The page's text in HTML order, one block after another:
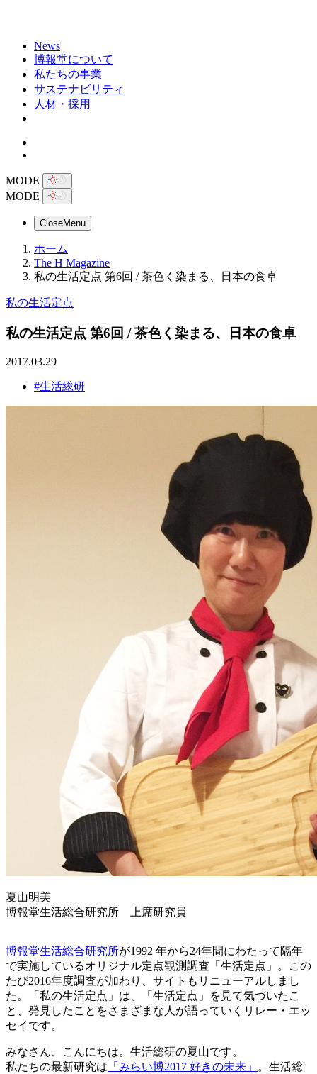
News
博報堂について
私たちの事業
サステナビリティ
人材・採用
MODE
MODE
CloseMenu
ホーム
The H Magazine
私の生活定点 第6回 / 茶色く染まる、日本の食卓
私の生活定点
私の生活定点 第6回 / 茶色く染まる、日本の食卓
2017.03.29
#生活総研
夏山明美
博報堂生活総合研究所 上席研究員
博報堂生活総合研究所が1992 年から24年間にわたって隔年
で実施しているオリジナル定点観測調査「生活定点」。この
たび2016年度調査が加わり、サイトもリニューアルしまし
た。「私の生活定点」は、「生活定点」を見て気づいたこ
と、発見したことをさまざまな人が語っていくリレー・エッ
セイです。
みなさん、こんにちは。生活総研の夏山です。
私たちの最新研究は 「みらい博2017 好きの未来」 。生活総